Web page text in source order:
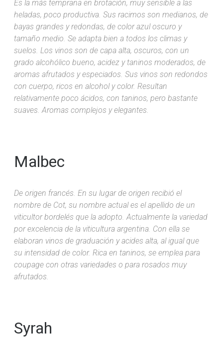
Es la más temprana en brotación, muy sensible a las
heladas, poco productiva. Sus racimos son medianos, de
bayas grandes y redondas, de color azul oscuro y
tamaño medio. Se adapta bien a todos los climas y
suelos. Los vinos son de capa alta, oscuros, con un
grado alcohólico bueno, acidez y taninos moderados, de
aromas afrutados y especiados. Sus vinos son redondos
con cuerpo, ricos en alcohol y color. Resultan
relativamente poco ácidos, con taninos, pero bastante
suaves. Aromas complejos y elegantes.
Malbec
De origen francés. En su lugar de origen recibió el
nombre de Cot, su nombre actual es el apellido de un
viticultor bordelés que la adopto. Actualmente la variedad
por excelencia de la viticultura argentina. Con ella se
elaboran vinos de graduación y acides alta, al igual que
su intensidad de color. Rica en taninos, se emplea para
coupage con otras variedades o para rosados muy
afrutados.
Syrah